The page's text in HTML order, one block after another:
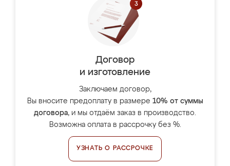
Договор
и изготовление
Заключаем договор,
Вы вносите предоплату в размере 10% от суммы
договора, и мы отдаём заказ в производство.
Возможна оплата в рассрочку без %.
УЗНАТЬ О РАССРОЧКЕ